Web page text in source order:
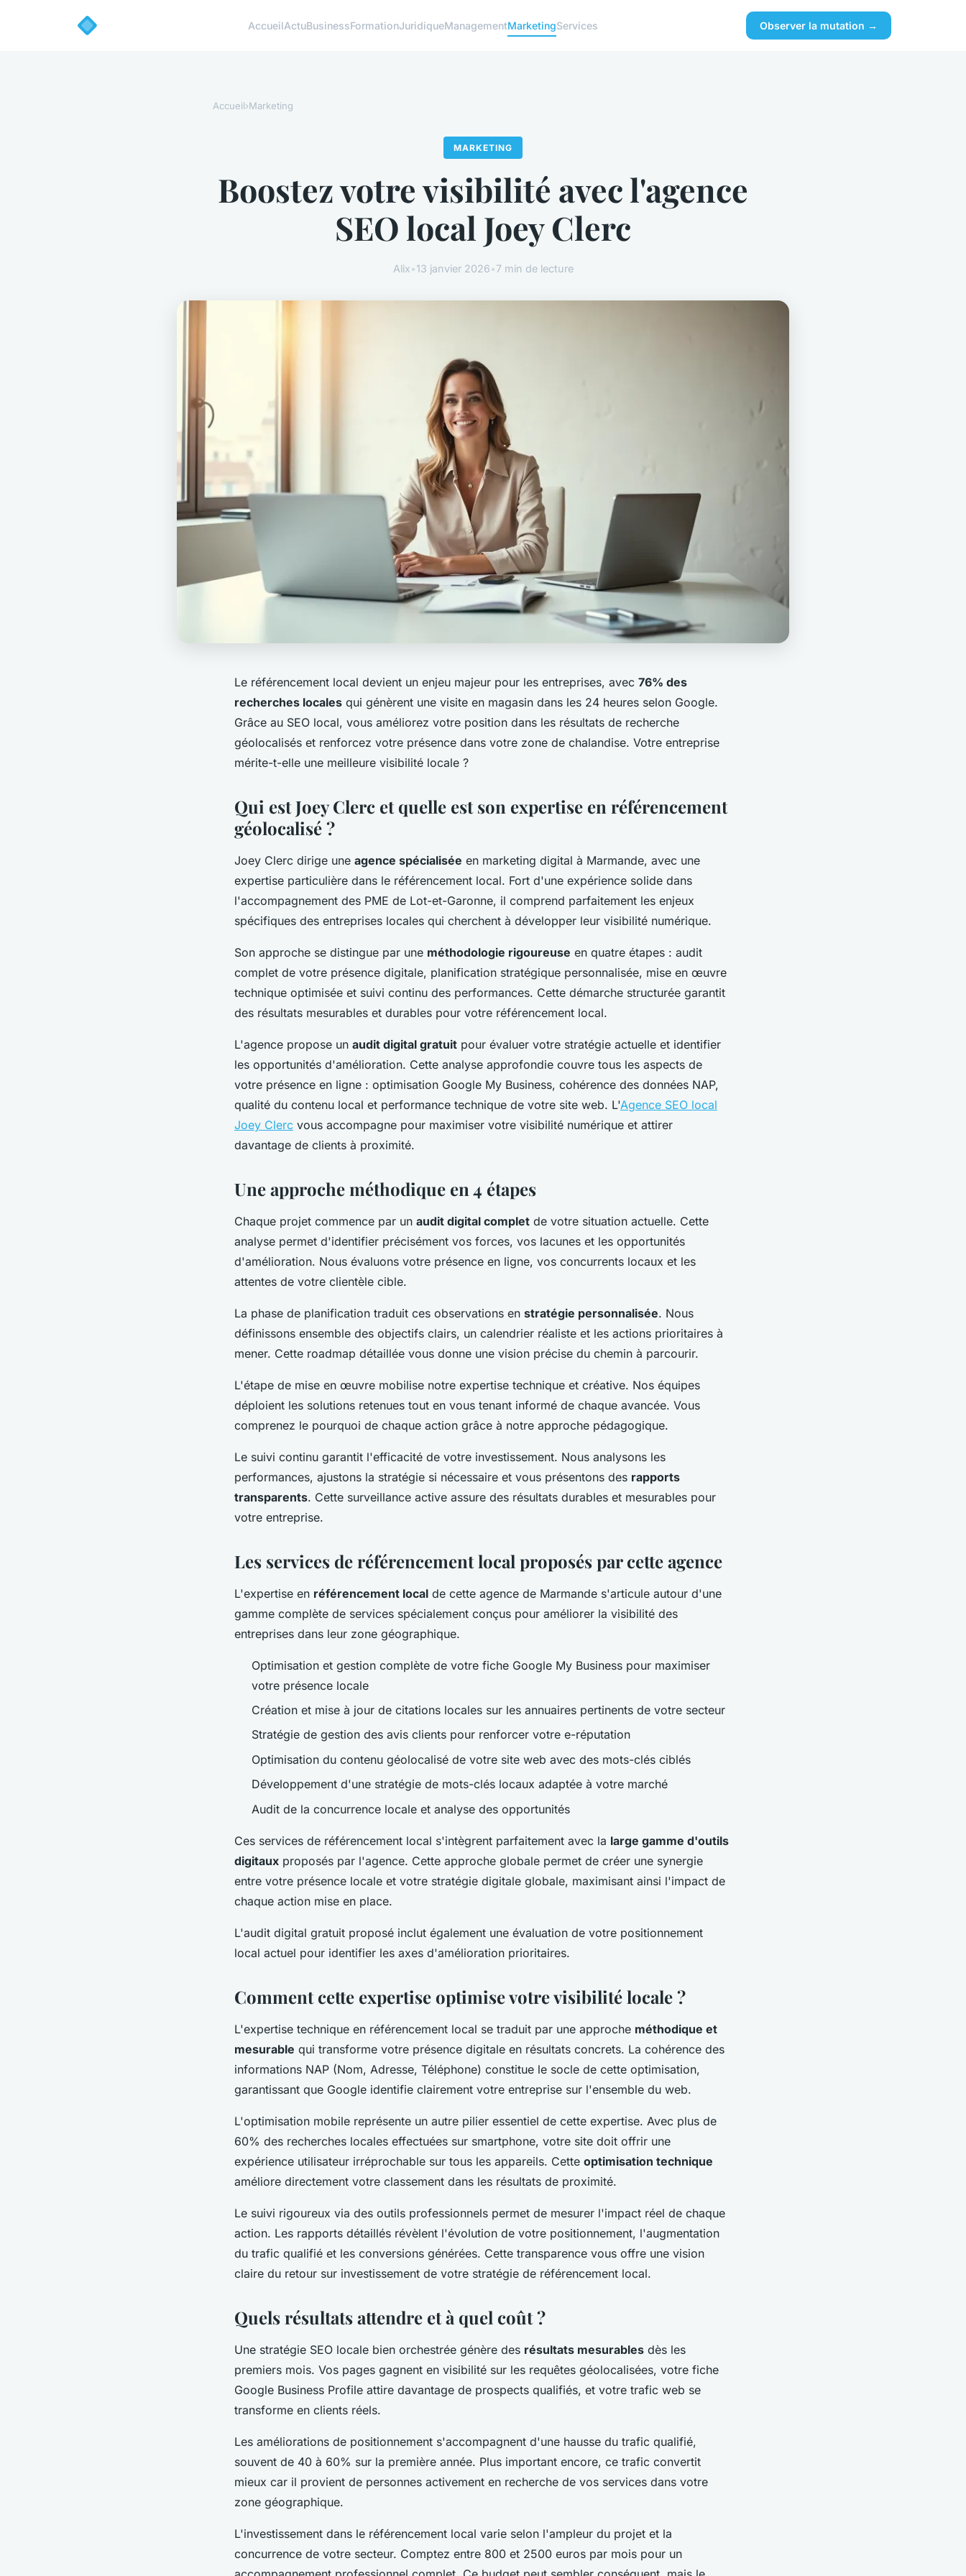
AccueilActuBusinessFormationJuridiqueManagementMarketingServices Observer la mutation →
Accueil›Marketing
MARKETING
Boostez votre visibilité avec l'agence
SEO local Joey Clerc
Alix•13 janvier 2026•7 min de lecture
Le référencement local devient un enjeu majeur pour les entreprises, avec 76% des
recherches locales qui génèrent une visite en magasin dans les 24 heures selon Google.
Grâce au SEO local, vous améliorez votre position dans les résultats de recherche
géolocalisés et renforcez votre présence dans votre zone de chalandise. Votre entreprise
mérite-t-elle une meilleure visibilité locale ?
Qui est Joey Clerc et quelle est son expertise en référencement
géolocalisé ?
Joey Clerc dirige une agence spécialisée en marketing digital à Marmande, avec une
expertise particulière dans le référencement local. Fort d'une expérience solide dans
l'accompagnement des PME de Lot-et-Garonne, il comprend parfaitement les enjeux
spécifiques des entreprises locales qui cherchent à développer leur visibilité numérique.
Son approche se distingue par une méthodologie rigoureuse en quatre étapes : audit
complet de votre présence digitale, planification stratégique personnalisée, mise en œuvre
technique optimisée et suivi continu des performances. Cette démarche structurée garantit
des résultats mesurables et durables pour votre référencement local.
L'agence propose un audit digital gratuit pour évaluer votre stratégie actuelle et identifier
les opportunités d'amélioration. Cette analyse approfondie couvre tous les aspects de
votre présence en ligne : optimisation Google My Business, cohérence des données NAP,
qualité du contenu local et performance technique de votre site web. L'Agence SEO local
Joey Clerc vous accompagne pour maximiser votre visibilité numérique et attirer
davantage de clients à proximité.
Une approche méthodique en 4 étapes
Chaque projet commence par un audit digital complet de votre situation actuelle. Cette
analyse permet d'identifier précisément vos forces, vos lacunes et les opportunités
d'amélioration. Nous évaluons votre présence en ligne, vos concurrents locaux et les
attentes de votre clientèle cible.
La phase de planification traduit ces observations en stratégie personnalisée. Nous
définissons ensemble des objectifs clairs, un calendrier réaliste et les actions prioritaires à
mener. Cette roadmap détaillée vous donne une vision précise du chemin à parcourir.
L'étape de mise en œuvre mobilise notre expertise technique et créative. Nos équipes
déploient les solutions retenues tout en vous tenant informé de chaque avancée. Vous
comprenez le pourquoi de chaque action grâce à notre approche pédagogique.
Le suivi continu garantit l'efficacité de votre investissement. Nous analysons les
performances, ajustons la stratégie si nécessaire et vous présentons des rapports
transparents. Cette surveillance active assure des résultats durables et mesurables pour
votre entreprise.
Les services de référencement local proposés par cette agence
L'expertise en référencement local de cette agence de Marmande s'articule autour d'une
gamme complète de services spécialement conçus pour améliorer la visibilité des
entreprises dans leur zone géographique.
Optimisation et gestion complète de votre fiche Google My Business pour maximiser
votre présence locale
Création et mise à jour de citations locales sur les annuaires pertinents de votre secteur
Stratégie de gestion des avis clients pour renforcer votre e-réputation
Optimisation du contenu géolocalisé de votre site web avec des mots-clés ciblés
Développement d'une stratégie de mots-clés locaux adaptée à votre marché
Audit de la concurrence locale et analyse des opportunités
Ces services de référencement local s'intègrent parfaitement avec la large gamme d'outils
digitaux proposés par l'agence. Cette approche globale permet de créer une synergie
entre votre présence locale et votre stratégie digitale globale, maximisant ainsi l'impact de
chaque action mise en place.
L'audit digital gratuit proposé inclut également une évaluation de votre positionnement
local actuel pour identifier les axes d'amélioration prioritaires.
Comment cette expertise optimise votre visibilité locale ?
L'expertise technique en référencement local se traduit par une approche méthodique et
mesurable qui transforme votre présence digitale en résultats concrets. La cohérence des
informations NAP (Nom, Adresse, Téléphone) constitue le socle de cette optimisation,
garantissant que Google identifie clairement votre entreprise sur l'ensemble du web.
L'optimisation mobile représente un autre pilier essentiel de cette expertise. Avec plus de
60% des recherches locales effectuées sur smartphone, votre site doit offrir une
expérience utilisateur irréprochable sur tous les appareils. Cette optimisation technique
améliore directement votre classement dans les résultats de proximité.
Le suivi rigoureux via des outils professionnels permet de mesurer l'impact réel de chaque
action. Les rapports détaillés révèlent l'évolution de votre positionnement, l'augmentation
du trafic qualifié et les conversions générées. Cette transparence vous offre une vision
claire du retour sur investissement de votre stratégie de référencement local.
Quels résultats attendre et à quel coût ?
Une stratégie SEO locale bien orchestrée génère des résultats mesurables dès les
premiers mois. Vos pages gagnent en visibilité sur les requêtes géolocalisées, votre fiche
Google Business Profile attire davantage de prospects qualifiés, et votre trafic web se
transforme en clients réels.
Les améliorations de positionnement s'accompagnent d'une hausse du trafic qualifié,
souvent de 40 à 60% sur la première année. Plus important encore, ce trafic convertit
mieux car il provient de personnes activement en recherche de vos services dans votre
zone géographique.
L'investissement dans le référencement local varie selon l'ampleur du projet et la
concurrence de votre secteur. Comptez entre 800 et 2500 euros par mois pour un